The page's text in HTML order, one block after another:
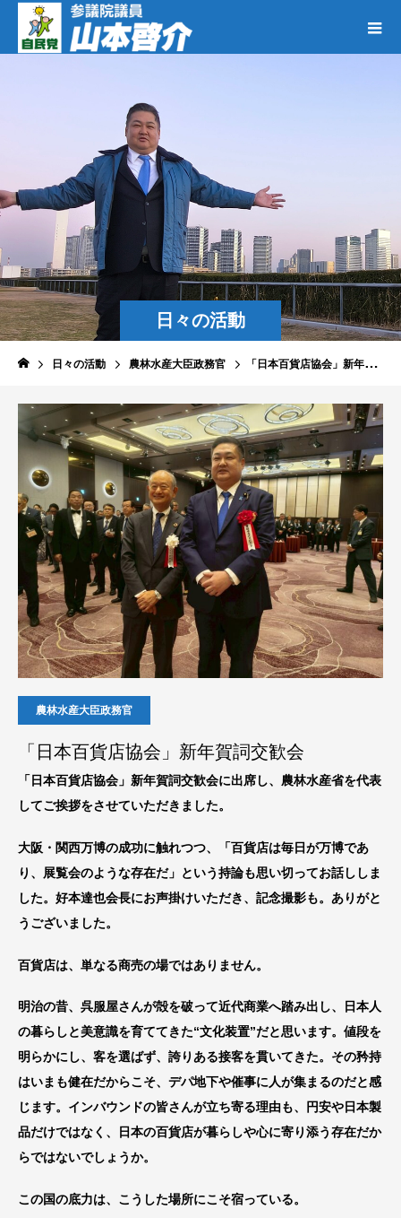
日々の活動
日々の活動 農林水産大臣政務官 「日本百貨店協会」新年賀詞交歓会
農林水産大臣政務官
「日本百貨店協会」新年賀詞交歓会
「日本百貨店協会」新年賀詞交歓会に出席し、農林水産省を代表
してご挨拶をさせていただきました。
大阪・関西万博の成功に触れつつ、「百貨店は毎日が万博であ
り、展覧会のような存在だ」という持論も思い切ってお話ししま
した。好本達也会長にお声掛けいただき、記念撮影も。ありがと
うございました。
百貨店は、単なる商売の場ではありません。
明治の昔、呉服屋さんが殻を破って近代商業へ踏み出し、日本人
の暮らしと美意識を育ててきた“文化装置”だと思います。値段を
明らかにし、客を選ばず、誇りある接客を貫いてきた。その矜持
はいまも健在だからこそ、デパ地下や催事に人が集まるのだと感
じます。インバウンドの皆さんが立ち寄る理由も、円安や日本製
品だけではなく、日本の百貨店が暮らしや心に寄り添う存在だか
らではないでしょうか。
この国の底力は、こうした場所にこそ宿っている。